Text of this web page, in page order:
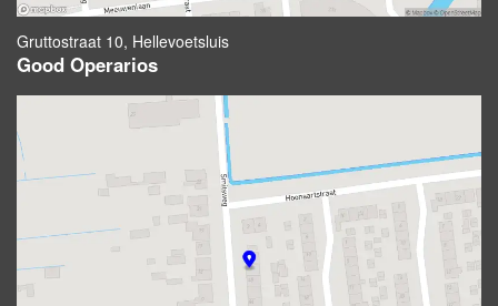
Gruttostraat 10, Hellevoetsluis
Good Operarios